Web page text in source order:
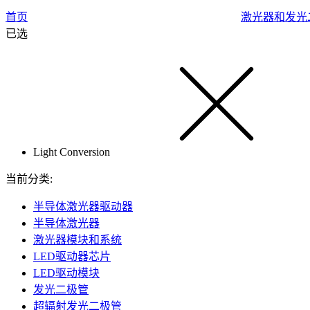
首页 激光器和发光
已选
Light Conversion
当前分类:
半导体激光器驱动器
半导体激光器
激光器模块和系统
LED驱动器芯片
LED驱动模块
发光二极管
超辐射发光二极管